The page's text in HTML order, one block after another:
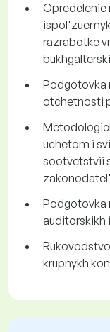
Opredelenie
razrabotke
Podgotovka
otchetnosti
uchetom i
sootvetstvii
Podgotovka
auditorskikh
krupnykh